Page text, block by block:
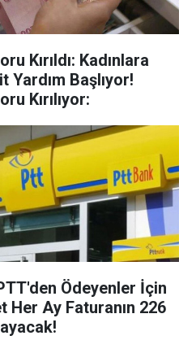
Kırıldı: Kadınlara
Yardım Başlıyor!
Kırılıyor:
Ödeyenler İçin
Her Ay Faturanın 226